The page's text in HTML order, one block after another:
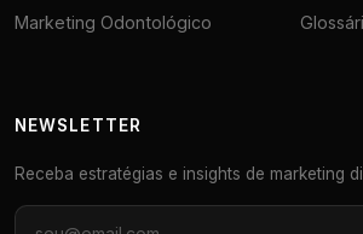
Marketing Odontológico
NEWSLETTER
Receba estratégias e insights de marketing